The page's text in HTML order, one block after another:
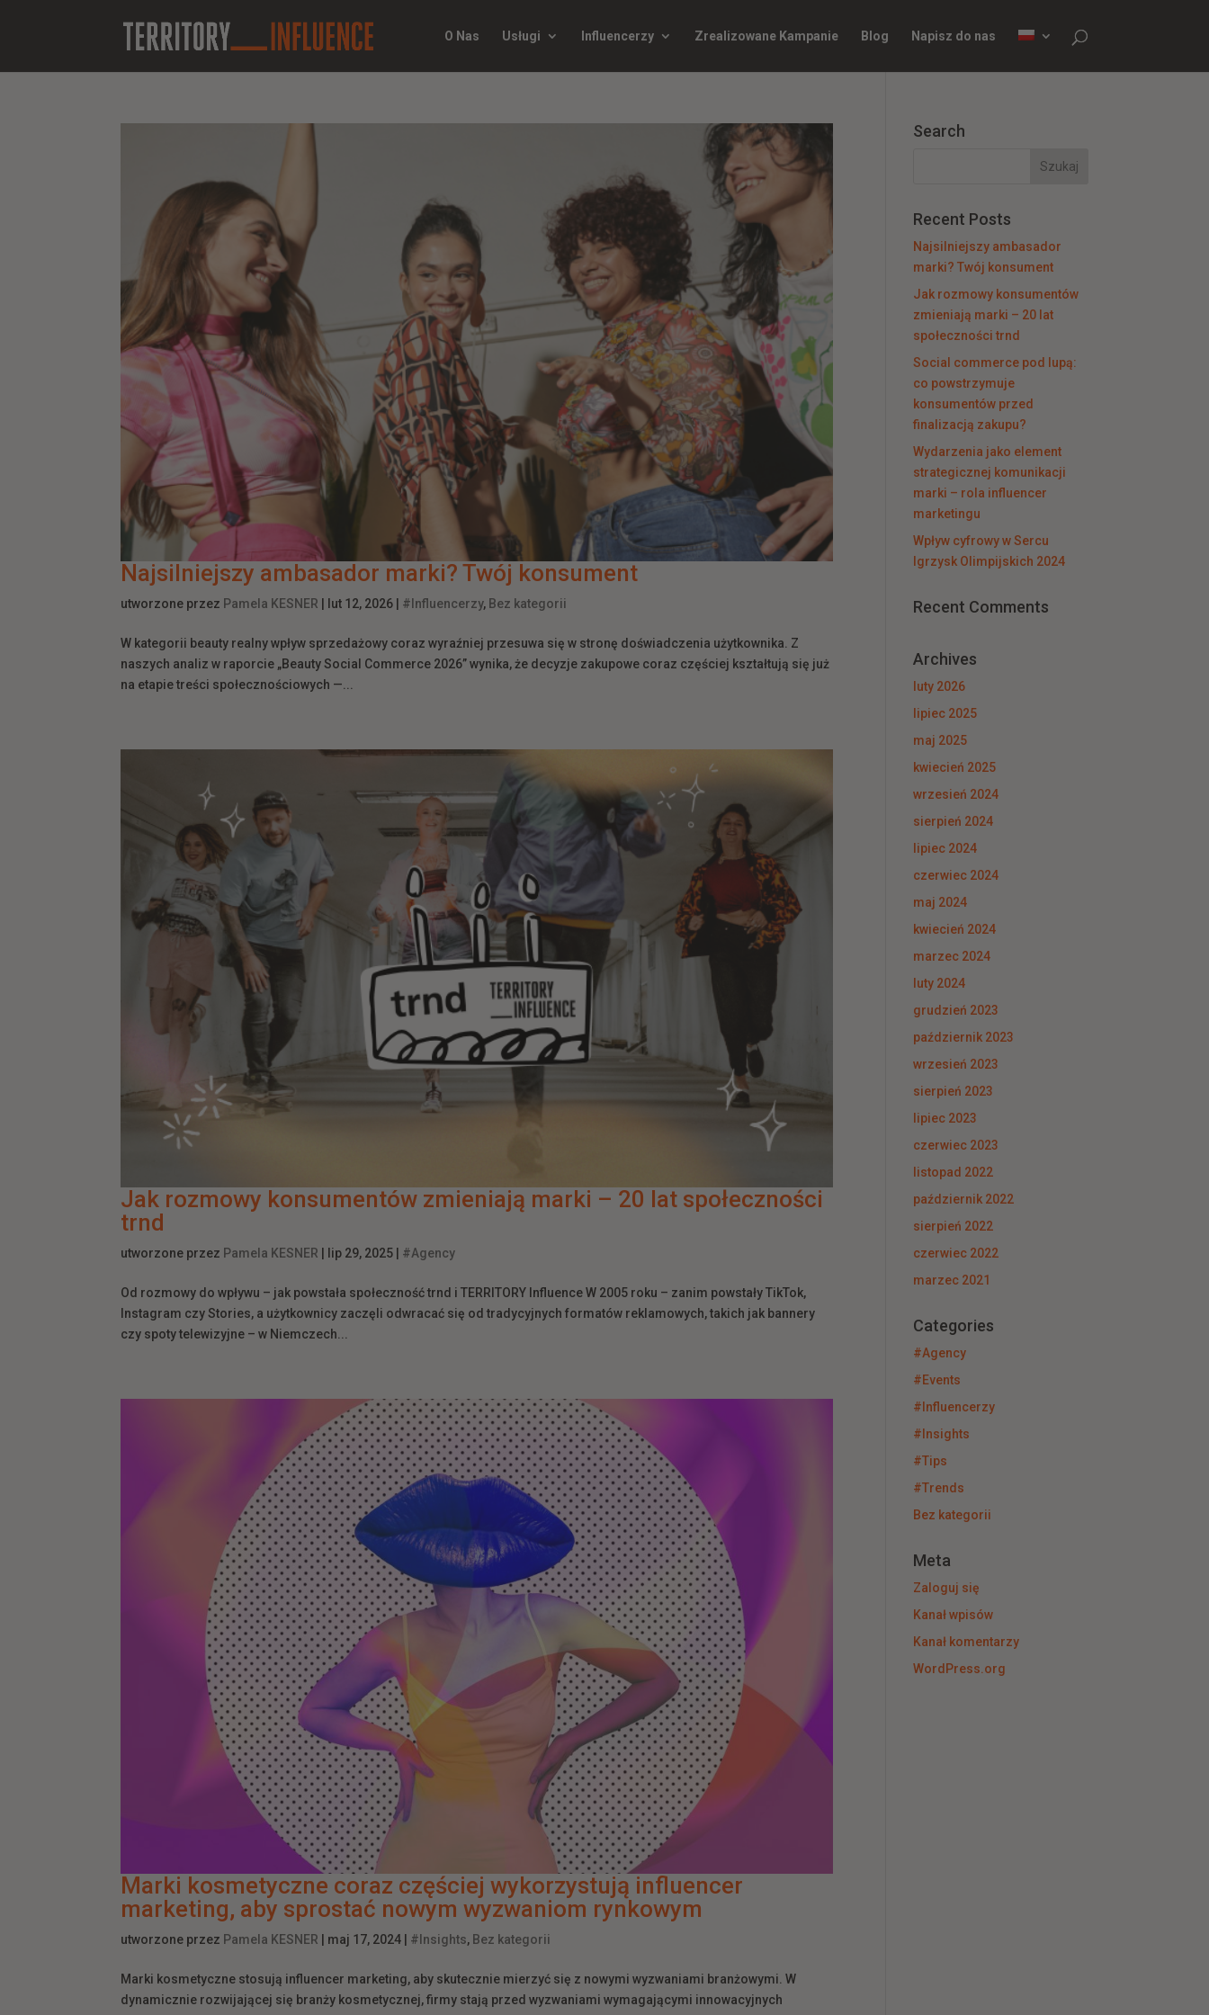
O Nas Usługi Influencerzy Zrealizowane Kampanie Blog Napisz do nas
Najsilniejszy ambasador marki? Twój konsument
utworzone przez Pamela KESNER lut 12, 2026 #Influencerzy, Bez kategorii
W kategorii beauty realny wpływ sprzedażowy coraz wyraźniej przesuwa się w stronę doświadczenia użytkownika. Z
naszych analiz w raporcie „Beauty Social Commerce 2026” wynika, że decyzje zakupowe coraz częściej kształtują się już
na etapie treści społecznościowych —...
Jak rozmowy konsumentów zmieniają marki – 20 lat społeczności
trnd
utworzone przez Pamela KESNER lip 29, 2025 #Agency
Od rozmowy do wpływu – jak powstała społeczność trnd i TERRITORY Influence W 2005 roku – zanim powstały TikTok,
Instagram czy Stories, a użytkownicy zaczęli odwracać się od tradycyjnych formatów reklamowych, takich jak bannery
czy spoty telewizyjne – w Niemczech...
Marki kosmetyczne coraz częściej wykorzystują influencer
marketing, aby sprostać nowym wyzwaniom rynkowym
utworzone przez Pamela KESNER maj 17, 2024 #Insights, Bez kategorii
Marki kosmetyczne stosują influencer marketing, aby skutecznie mierzyć się z nowymi wyzwaniami branżowymi. W
dynamicznie rozwijającej się branży kosmetycznej, firmy stają przed wyzwaniami wymagającymi innowacyjnych
Search
Recent Posts
Najsilniejszy ambasador
marki? Twój konsument
Jak rozmowy konsumentów
zmieniają marki – 20 lat
społeczności trnd
Social commerce pod lupą:
co powstrzymuje
konsumentów przed
finalizacją zakupu?
Wydarzenia jako element
strategicznej komunikacji
marki – rola influencer
marketingu
Wpływ cyfrowy w Sercu
Igrzysk Olimpijskich 2024
Recent Comments
Archives
luty 2026
lipiec 2025
maj 2025
kwiecień 2025
wrzesień 2024
sierpień 2024
lipiec 2024
czerwiec 2024
maj 2024
kwiecień 2024
marzec 2024
luty 2024
grudzień 2023
październik 2023
wrzesień 2023
sierpień 2023
lipiec 2023
czerwiec 2023
listopad 2022
październik 2022
sierpień 2022
czerwiec 2022
marzec 2021
Categories
#Agency
#Events
#Influencerzy
#Insights
#Tips
#Trends
Bez kategorii
Meta
Zaloguj się
Kanał wpisów
Kanał komentarzy
WordPress.org